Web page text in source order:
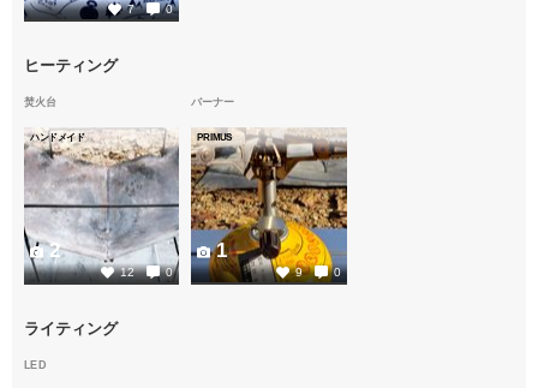
7 0
ヒーティング
焚火台
ハンドメイド
12 0
2
バーナー
PRIMUS
9 0
1
ライティング
LED